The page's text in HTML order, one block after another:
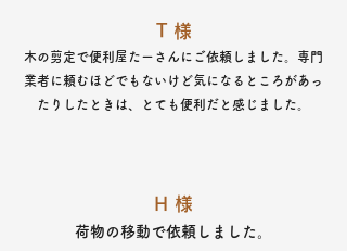
​T 様
​木の剪定で便利屋たーさんにご依頼しました。専門
業者に頼むほどでもないけど気になるところがあっ
たりしたときは、とても便利だと感じました。
​H 様
荷物の移動で依頼しました。